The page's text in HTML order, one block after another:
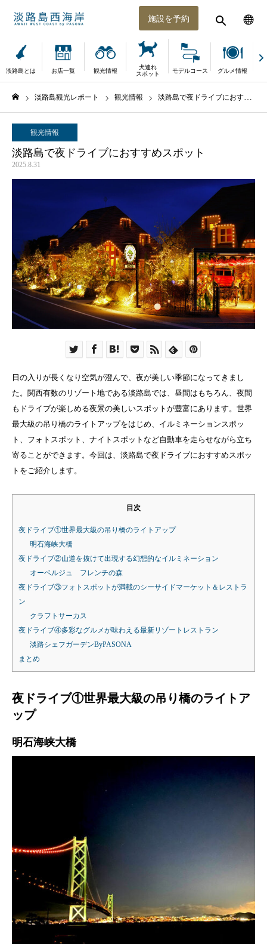
施設を予約
淡路島とは お店一覧 観光情報
犬連れ
スポット
モデルコース グルメ情報
淡路島観光レポート 観光情報 淡路島で夜ドライブにおすすめスポット
観光情報
淡路島で夜ドライブにおすすめスポット
2025.8.31
日の入りが長くなり空気が澄んで、夜が美しい季節になってきまし
た。関西有数のリゾート地である淡路島では、昼間はもちろん、夜間
もドライブが楽しめる夜景の美しいスポットが豊富にあります。世界
最大級の吊り橋のライトアップをはじめ、イルミネーションスポッ
ト、フォトスポット、ナイトスポットなど自動車を走らせながら立ち
寄ることができます。今回は、淡路島で夜ドライブにおすすめスポッ
トをご紹介します。
目次
夜ドライブ①世界最大級の吊り橋のライトアップ
明石海峡大橋
夜ドライブ②山道を抜けて出現する幻想的なイルミネーション
オーベルジュ フレンチの森
夜ドライブ③フォトスポットが満載のシーサイドマーケット＆レストラ
ン
クラフトサーカス
夜ドライブ④多彩なグルメが味わえる最新リゾートレストラン
淡路シェフガーデンByPASONA
まとめ
夜ドライブ①世界最大級の吊り橋のライトア
ップ
明石海峡大橋